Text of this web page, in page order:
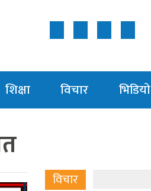
शिक्षा विचार भिडियाे
विचार